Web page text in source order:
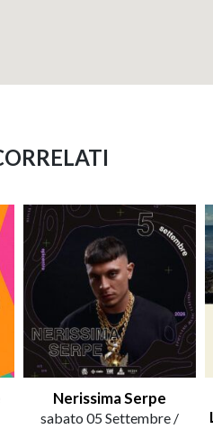
Nerissima Serpe
sabato 05 Settembre /